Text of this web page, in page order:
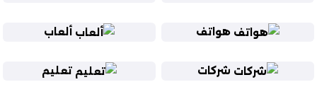
هواتف ألعاب
شركات تعليم